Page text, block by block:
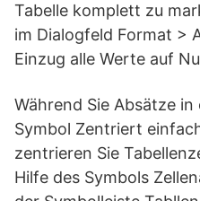
Tabelle komplett zu
im Dialogfeld Format >
Einzug alle Werte auf
Während Sie Absätze
Symbol Zentriert
zentrieren Sie
Hilfe des Symbols